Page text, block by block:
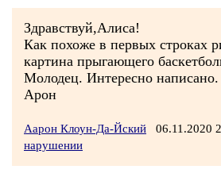
Здравствуй,Алиса!
Как похоже в первых строках
картина прыгающего
Молодец. Интересно написано.
Арон
Аарон Клоун-Да-Йский 06.11.2020
нарушении